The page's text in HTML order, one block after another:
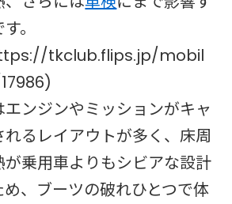
。
tkclub.flips.jp/mobil
ンジンやミッションがキャ
れるレイアウトが多く、床周
が乗用車よりもシビアな設計
、ブーツの破れひとつで体